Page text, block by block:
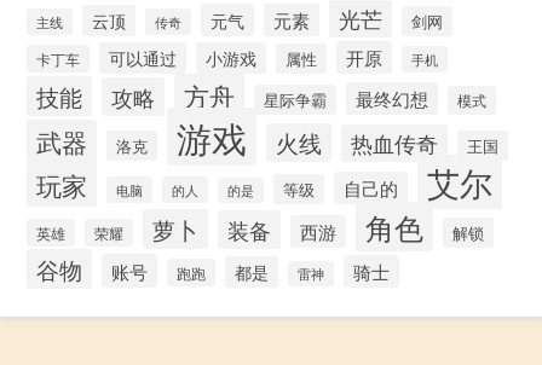
主线 云顶 传奇 元气 元素 光芒 剑网
卡丁车 可以通过 小游戏 属性 开原 手机
技能 攻略 方舟 星际争霸 最终幻想 模式
武器 洛克 游戏 火线 热血传奇 王国
玩家 电脑 的人 的是 等级 自己的 艾尔
英雄 荣耀 萝卜 装备 西游 角色 解锁
谷物 账号 跑跑 都是 雷神 骑士